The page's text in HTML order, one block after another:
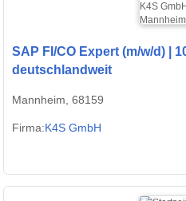
SAP FI/CO Expert (m/w/d) |
deutschlandweit
Mannheim, 68159
Firma:K4S GmbH